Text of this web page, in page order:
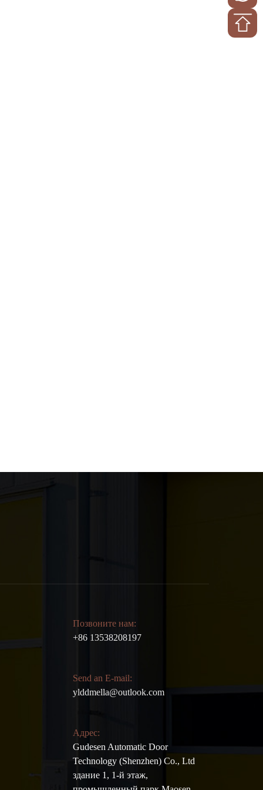
Позвоните нам:
+86 13538208197
Send an E-mail:
ylddmella@outlook.com
Адрес:
Gudesen Automatic Door
Technology (Shenzhen) Co., Ltd
здание 1, 1-й этаж,